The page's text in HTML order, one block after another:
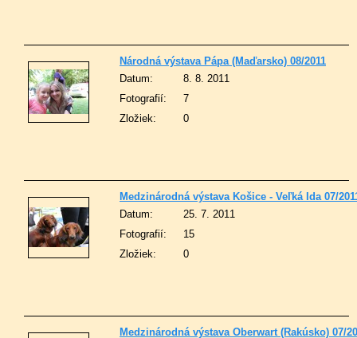
Národná výstava Pápa (Maďarsko) 08/2011
Datum:
8. 8. 2011
Fotografií:
7
Zložiek:
0
Medzinárodná výstava Košice - Veľká Ida 07/
Datum:
25. 7. 2011
Fotografií:
15
Zložiek:
0
Medzinárodná výstava Oberwart (Rakúsko) 07/